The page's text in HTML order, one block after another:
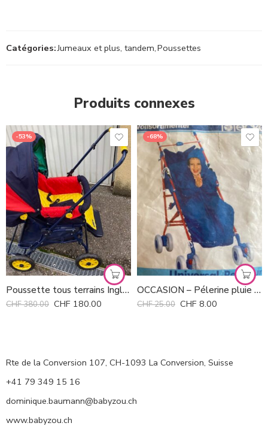
Catégories:Jumeaux et plus, tandem,Poussettes
Produits connexes
-53%
Poussette tous terrains Inglesina *
CHF380.00 CHF 180.00
-68%
OCCASION – Pélerine pluie pour poussette bébé
CHF25.00 CHF 8.00
Rte de la Conversion 107, CH-1093 La Conversion, Suisse
+41 79 349 15 16
dominique.baumann@babyzou.ch
www.babyzou.ch